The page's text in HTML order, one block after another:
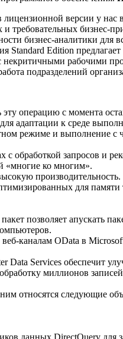
версии у нас
требовательных бизнес-
бизнес-аналитики для
Standard Edition
рабочими
подразделений
операцию с момента
адаптации к среде
режиме и выполнение
с обработкой запросов и
«многие ко многим».
производительность.
для
позволяет апускать
каналам OData в
Services обеспечит
миллионов
относятся следующие
данных DirectQuery для